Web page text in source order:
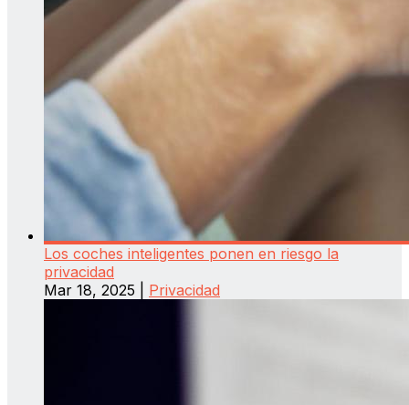
Los coches inteligentes ponen en riesgo la
privacidad
Mar 18, 2025
Privacidad